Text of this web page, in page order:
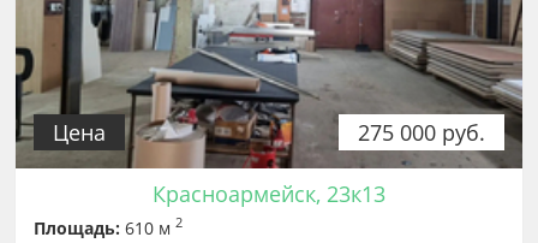
275 000 руб.
Цена
Красноармейск, 23к13
Площадь: 610 м2